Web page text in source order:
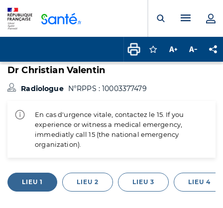
Ouvrir laMenu
Connectez-vous
Augmenter la
Dr Christian Valentin
Radiologue N°RPPS : 10003377479
En cas d'urgence vitale, contactez le 15. If you
experience or witness a medical emergency,
immediatly call 15 (the national emergency
organization).
LIEU 1 LIEU 2 LIEU 3 LIEU 4